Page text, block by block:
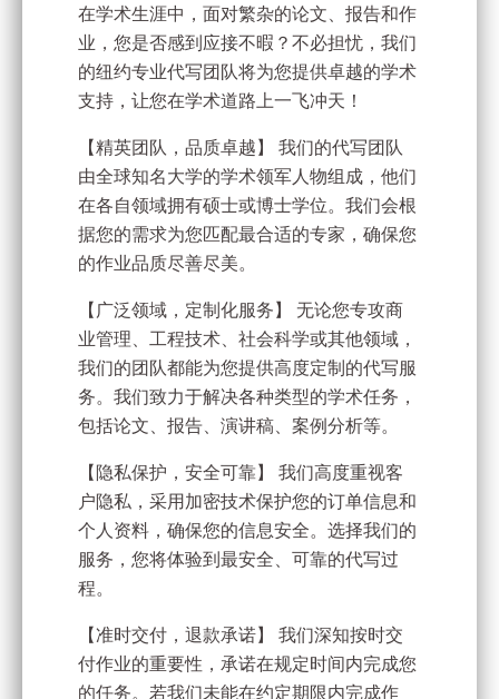
在学术生涯中，面对繁杂的论文、报告和作
业，您是否感到应接不暇？不必担忧，我们
的纽约专业代写团队将为您提供卓越的学术
支持，让您在学术道路上一飞冲天！
【精英团队，品质卓越】 我们的代写团队
由全球知名大学的学术领军人物组成，他们
在各自领域拥有硕士或博士学位。我们会根
据您的需求为您匹配最合适的专家，确保您
的作业品质尽善尽美。
【广泛领域，定制化服务】 无论您专攻商
业管理、工程技术、社会科学或其他领域，
我们的团队都能为您提供高度定制的代写服
务。我们致力于解决各种类型的学术任务，
包括论文、报告、演讲稿、案例分析等。
【隐私保护，安全可靠】 我们高度重视客
户隐私，采用加密技术保护您的订单信息和
个人资料，确保您的信息安全。选择我们的
服务，您将体验到最安全、可靠的代写过
程。
【准时交付，退款承诺】 我们深知按时交
付作业的重要性，承诺在规定时间内完成您
的任务。若我们未能在约定期限内完成作